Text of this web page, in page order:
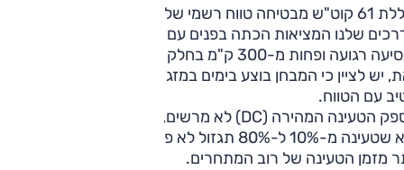
בנסיעה רגועה ופחות מ-300 ק"מ בחלק האינטנסיבי של המבחן.
יש לציין כי המבחן בוצע בימים במזג אוויר חם וזה כידוע פחות
עם הטווח.
מזמן הטעינה של רוב המתחרים.